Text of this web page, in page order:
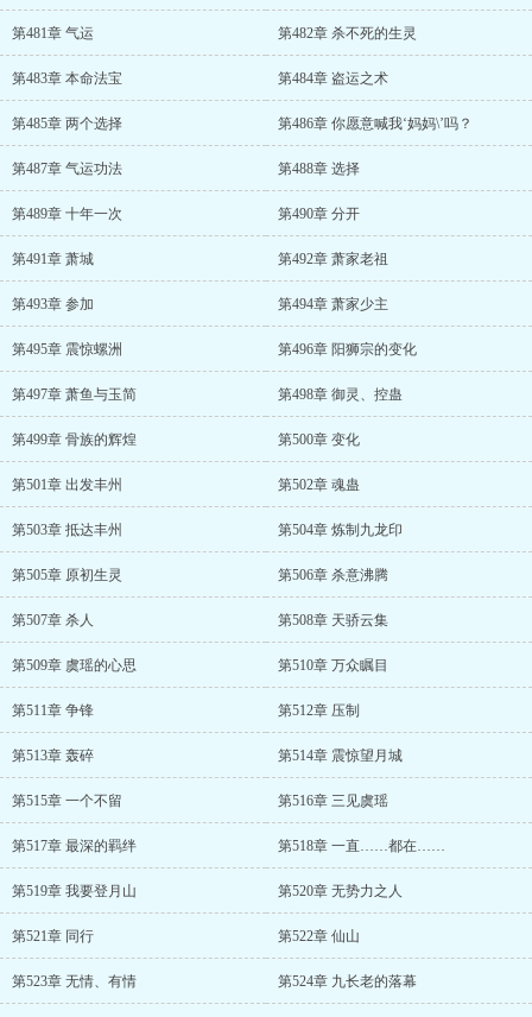
第481章 气运 第482章 杀不死的生灵
第483章 本命法宝 第484章 盗运之术
第485章 两个选择 第486章 你愿意喊我‘妈妈\’吗？
第487章 气运功法 第488章 选择
第489章 十年一次 第490章 分开
第491章 萧城 第492章 萧家老祖
第493章 参加 第494章 萧家少主
第495章 震惊螺洲 第496章 阳狮宗的变化
第497章 萧鱼与玉简 第498章 御灵、控蛊
第499章 骨族的辉煌 第500章 变化
第501章 出发丰州 第502章 魂蛊
第503章 抵达丰州 第504章 炼制九龙印
第505章 原初生灵 第506章 杀意沸腾
第507章 杀人 第508章 天骄云集
第509章 虞瑶的心思 第510章 万众瞩目
第511章 争锋 第512章 压制
第513章 轰碎 第514章 震惊望月城
第515章 一个不留 第516章 三见虞瑶
第517章 最深的羁绊 第518章 一直……都在……
第519章 我要登月山 第520章 无势力之人
第521章 同行 第522章 仙山
第523章 无情、有情 第524章 九长老的落幕